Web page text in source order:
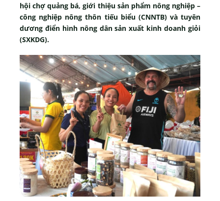
hội chợ quảng bá, giới thiệu sản phẩm nông nghiệp –
công nghiệp nông thôn tiếu biểu (CNNTB) và tuyên
dương điển hình nông dân sản xuất kinh doanh giỏi
(SXKDG).